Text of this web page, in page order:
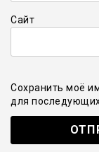
Сайт
Сохранить моё
для